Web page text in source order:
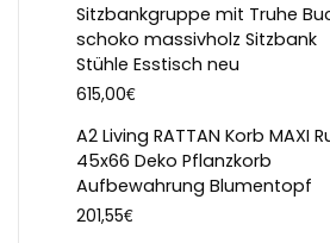
Sitzbankgruppe mit Truhe
schoko massivholz Sitzbank
Stühle Esstisch neu
615,00€
A2 Living RATTAN Korb MAXI
45x66 Deko Pflanzkorb
Aufbewahrung Blumentopf
201,55€